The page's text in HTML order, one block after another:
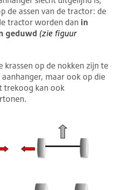
de assen van de tractor: de
tractor worden dan in
geduwd (zie figuur
krassen op de nokken zijn te
maar ook op die
trekoog kan ook